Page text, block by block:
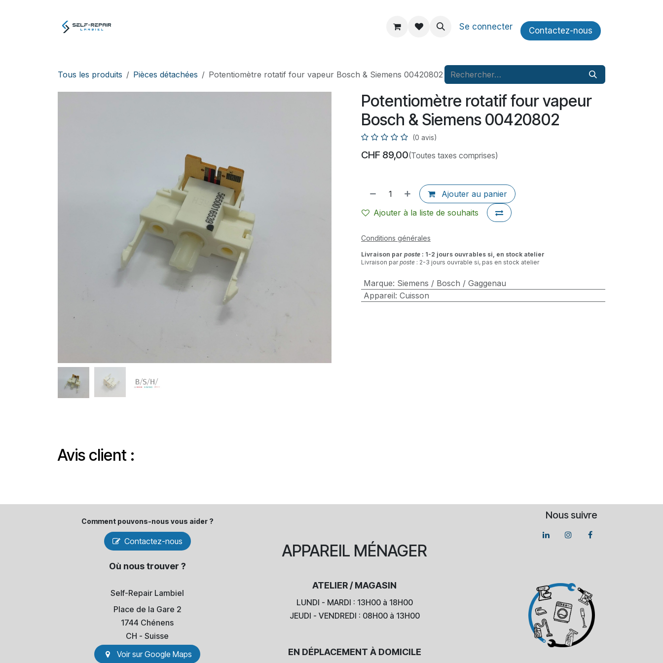
À propos Se connecter Contactez​​-nous
Tous les produits Pièces détachées Potentiomètre rotatif four vapeur Bosch & Siemens 00420802
Potentiomètre rotatif four vapeur
Bosch & Siemens 00420802
(0 avis)
CHF 89,00(Toutes taxes comprises)
Ajouter au panier
Ajouter à la liste de souhaits
Conditions générales
Livraison par poste : 1-2 jours ouvrables si, en stock atelier
Livraison parposte : 2-3 jours ouvrable si, pas en stock atelier
Marque: Siemens / Bosch / Gaggenau
Appareil: Cuisson
Avis client :
Nous suivre
Comment pouvons-​nous vous aider ?
Contactez-nous
Où nous trouver ?
Self-Repair Lambiel
Place de la Gare 2
1744 Chénens
​CH - Suisse
Voir sur Go​​ogle Maps
APPAREIL MÉNAGER
ATELIER / MAGASIN
LUNDI - MARDI : 13H00 à 18H00
JEUDI - VENDREDI : 08H00 à 13H00
EN DÉPLACEMENT À DOMICILE